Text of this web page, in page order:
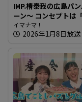
IMP.椿泰我の広島パ
ーン～ コンセプトは
しいパンは人を幸せに
る」150種類のパンが
イマナマ！
2026年1月8日放送